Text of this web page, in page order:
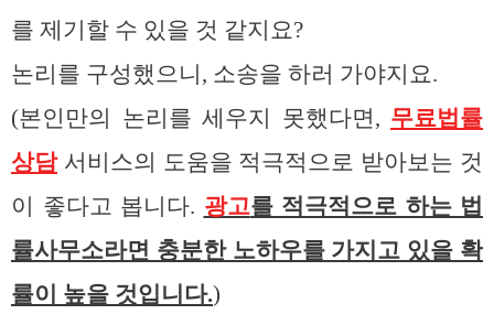
를 제기할 수 있을 것 같지요?
논리를 구성했으니, 소송을 하러 가야지요.
(본인만의 논리를 세우지 못했다면, 무료법률
상담서비스의 도움을 적극적으로 받아보는 것
이 좋다고 봅니다. 광고를 적극적으로 하는 법
률사무소라면 충분한 노하우를 가지고 있을 확
률이 높을 것입니다.)